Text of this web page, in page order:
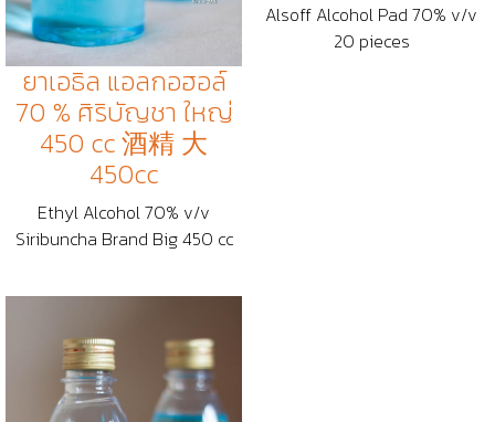
ยาเอธิล แอลกอฮอล์
70 % ศิริบัญชา ใหญ่
450 cc 酒精 大
450cc
Ethyl Alcohol 70% v/v
Siribuncha Brand Big 450 cc
Alsoff Alcohol Pad 70% v/v
20 pieces